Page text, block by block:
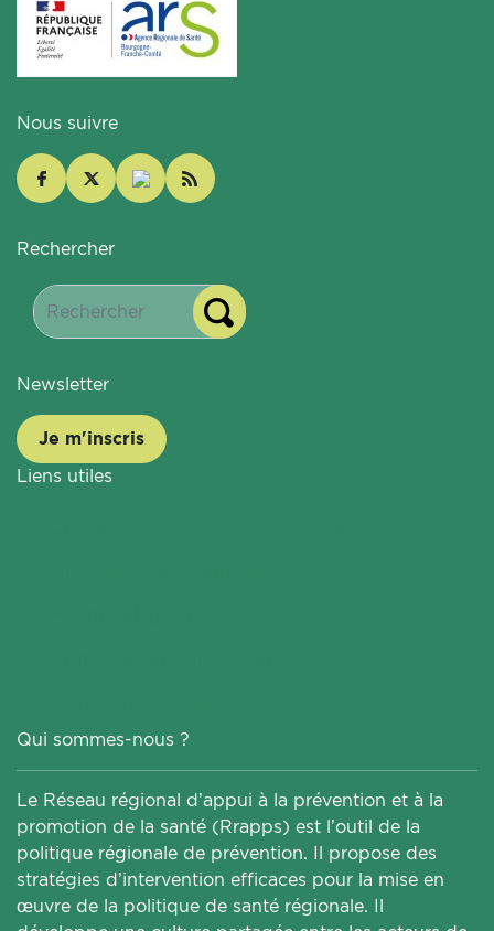
Nous suivre
Rechercher
Newsletter
Je m'inscris
Liens utiles
Qui sommes-nous ?
Le Réseau régional d’appui à la prévention et à la
promotion de la santé (Rrapps) est l’outil de la
politique régionale de prévention. Il propose des
stratégies d’intervention efficaces pour la mise en
œuvre de la politique de santé régionale. Il